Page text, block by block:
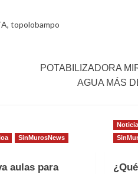
, topolobampo
POTABILIZADORA
AGUA MÁS
SinMurosNews
aulas para